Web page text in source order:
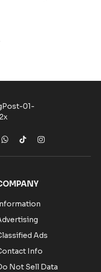
WhatsApp
TikTokInstagram
Ads
Info
Not Sell Data